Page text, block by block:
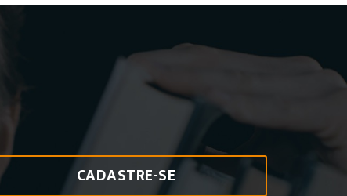
CADASTRE-SE